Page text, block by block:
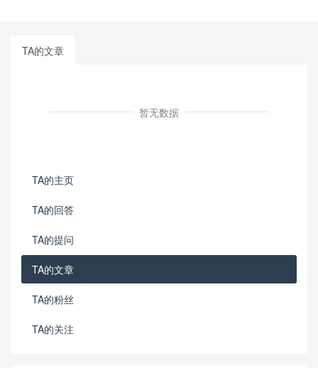
TA的文章
暂无数据
TA的主页
TA的回答
TA的提问
TA的文章
TA的粉丝
TA的关注